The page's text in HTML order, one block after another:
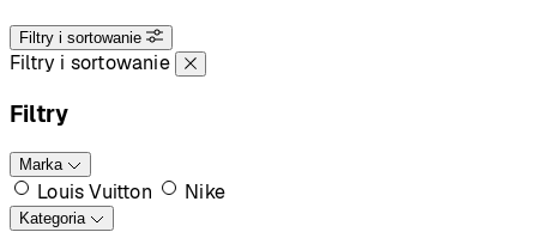
Filtry i sortowanie
Filtry i sortowanie
Filtry
Marka
Louis Vuitton Nike
Kategoria